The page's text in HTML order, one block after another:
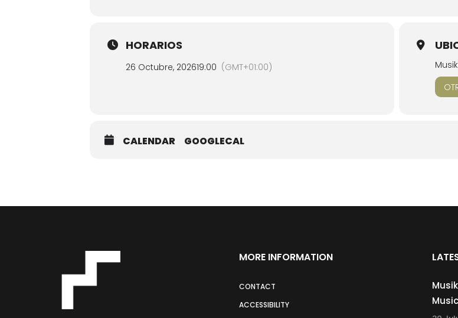
HORARIOS
26 Octubre, 202619:00 (GMT+01:00)
CALENDAR GOOGLECAL
MORE INFORMATION
CONTACT
ACCESSIBILITY